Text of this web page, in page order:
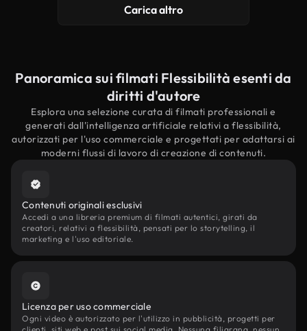
Carica altro
Panoramica sui filmati Flessibilità esenti da
diritti d'autore
Esplora una selezione curata di filmati professionali e
generati dall'intelligenza artificiale relativi a flessibilità,
autorizzati per l'uso commerciale e progettati per adattarsi ai
moderni flussi di lavoro di creazione di contenuti.
Contenuti originali esclusivi
Accedi a una libreria premium di filmati autentici, girati da
creatori, relativi a flessibilità, pensati per lo storytelling, il
marketing e l'uso editoriale.
Licenza per uso commerciale
Ogni video è autorizzato per l'utilizzo in pubblicità, progetti per